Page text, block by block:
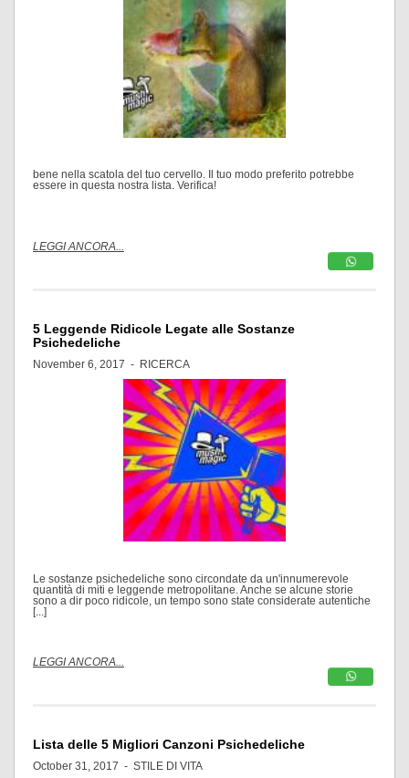
bene nella scatola del tuo cervello. Il tuo modo preferito potrebbe
essere in questa nostra lista. Verifica!
LEGGI ANCORA...
5 Leggende Ridicole Legate alle Sostanze
Psichedeliche
November 6, 2017 - RICERCA
Le sostanze psichedeliche sono circondate da un'innumerevole
quantità di miti e leggende metropolitane. Anche se alcune storie
sono a dir poco ridicole, un tempo sono state considerate autentiche
[...]
LEGGI ANCORA...
Lista delle 5 Migliori Canzoni Psichedeliche
October 31, 2017 - STILE DI VITA